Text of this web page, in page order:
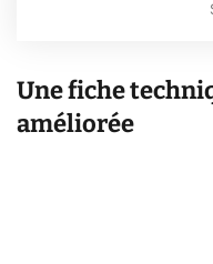
Une fiche
améliorée